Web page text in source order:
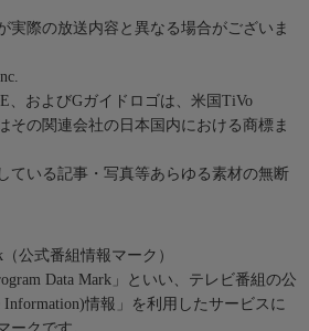
実際の放送内容と異なる場合がございま
、およびGガイドロゴは、米国TiVo
その関連会社の日本国内における商標ま
ている記事・写真等あらゆる素材の無断
公式番組情報マーク）
Data Mark」といい、テレビ番組の公
情報」を利用したサービスに